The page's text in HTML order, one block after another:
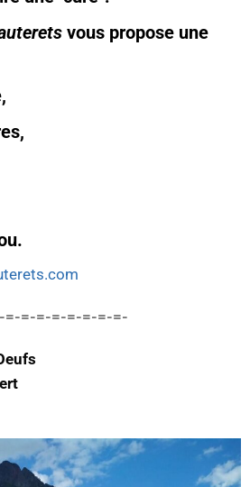
vous propose une
=-=-=-=-=-=-=-=-
Oeufs
couvert